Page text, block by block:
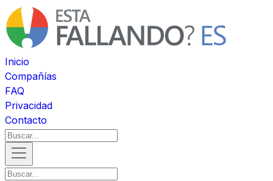
Inicio
Compañías
FAQ
Privacidad
Contacto